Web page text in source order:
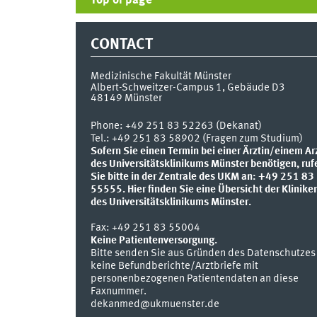
CONTACT
Medizinische Fakultät Münster
Albert-Schweitzer-Campus 1, Gebäude D3
48149 Münster
Phone: +49 251 83 52263 (Dekanat)
Tel.: +49 251 83 58902 (Fragen zum Studium)
Sofern Sie einen Termin bei einer Ärztin/einem
des Universitätsklinikums Münster benötigen,
Sie bitte in der Zentrale des UKM an: +49 251 83
55555. Hier finden Sie eine Übersicht der
des Universitätsklinikums Münster.
Fax: +49 251 83 55004
Keine Patientenversorgung.
Bitte senden Sie aus Gründen des Datenschutzes
keine Befundberichte/Arztbriefe mit
personenbezogenen Patientendaten an diese
Faxnummer.
dekanmed@ukmuenster.de